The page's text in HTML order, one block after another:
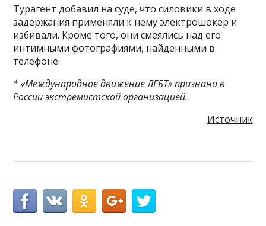
Турагент добавил на суде, что силовики в ходе
задержания применяли к нему электрошокер и
избивали. Кроме того, они смеялись над его
интимными фотографиями, найденными в
телефоне.
* «Международное движение ЛГБТ» признано в
России экстремистской организацией.
Источник